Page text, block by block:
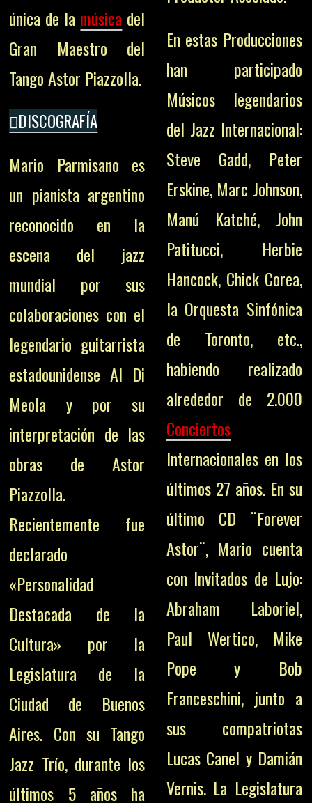
única de la música del
Gran Maestro del
Tango Astor Piazzolla.
DISCOGRAFÍA
Mario Parmisano es
un pianista argentino
reconocido en la
escena del jazz
mundial por sus
colaboraciones con el
legendario guitarrista
estadounidense Al Di
Meola y por su
interpretación de las
obras de Astor
Piazzolla.
Recientemente fue
declarado
«Personalidad
Destacada de la
Cultura» por la
Legislatura de la
Ciudad de Buenos
Aires. Con su Tango
Jazz Trío, durante los
últimos 5 años ha
En estas Producciones
han participado
Músicos legendarios
del Jazz Internacional:
Steve Gadd, Peter
Erskine, Marc Johnson,
Manú Katché, John
Patitucci, Herbie
Hancock, Chick Corea,
la Orquesta Sinfónica
de Toronto, etc.,
habiendo realizado
alrededor de 2.000
Conciertos
Internacionales en los
últimos 27 años. En su
último CD ¨Forever
Astor¨, Mario cuenta
con Invitados de Lujo:
Abraham Laboriel,
Paul Wertico, Mike
Pope y Bob
Franceschini, junto a
sus compatriotas
Lucas Canel y Damián
Vernis. La Legislatura